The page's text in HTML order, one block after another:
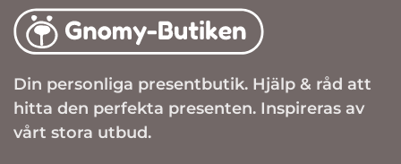
Din personliga presentbutik. Hjälp & råd att
hitta den perfekta presenten. Inspireras av
vårt stora utbud.